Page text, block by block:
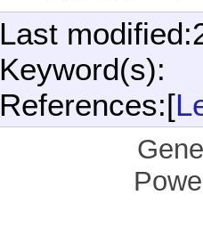
Last
Keyword(s):
References:[